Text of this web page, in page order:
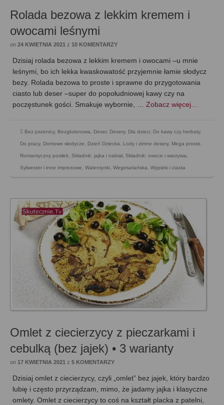
Rolada bezowa z lekkim kremem i
owocami leśnymi
on 24 KWIETNIA 2021 z 10 KOMENTARZY
Dzisiaj rolada bezowa z lekkim kremem i owocami –u mnie
leśnymi, bo ich lekka kwaskowatość przyjemnie łamie słodycz
bezy. Rolada bezowa to proste i sprawne do przygotowania
ciasto lub deser –super do popołudniowej kawy czy na
poczęstunek gości. Smakuje wybornie, … Zobacz więcej…
Bez pszenicy, Bezglutenowa Deser, Desery, Dla dzieci Do kawy czy herbaty,
Do pracy, Domowe słodycze Dzień Dziecka Lody i zimne desery, Mega proste
Romantyczny posiłek Składnik: jajka i nabiał Składnik: owoce i warzywa
Sylwester i inne imprezowe Walentynki Wegetariańska Wypieki i ciasta
Omlet z ciecierzycy z pieczarkami i
cebulką (bez jajek) • 3 warianty
on 17 KWIETNIA 2021 z 5 KOMENTARZY
Dzisiaj omlet z ciecierzycy, czyli „omlet” bez jajek, który bardzo
lubię i często przyrządzam, mimo, że jadamy jajka i klasyczne
omlety. Omlet z ciecierzycy to coś na kształt placka z patelni,